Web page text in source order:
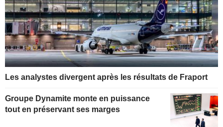
Les analystes divergent après les résultats de Fraport
Groupe Dynamite monte en puissance
tout en préservant ses marges